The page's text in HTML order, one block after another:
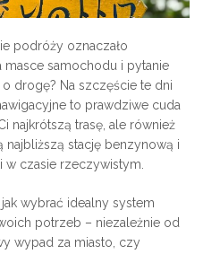
podróży oznaczało
masce samochodu i pytanie
drogę? Na szczęście te dni
to prawdziwe cuda
najkrótszą trasę, ale również
najbliższą stację benzynową i
w czasie rzeczywistym.
wybrać idealny system
potrzeb – niezależnie od
wypad za miasto, czy